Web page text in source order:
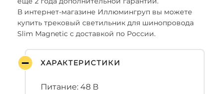
В интернет-магазине Иллюмингруп вы можете
купить трековый светильник для шинопровода
Slim Magnetic с доставкой по России.
ХАРАКТЕРИСТИКИ
Питание: 48 В